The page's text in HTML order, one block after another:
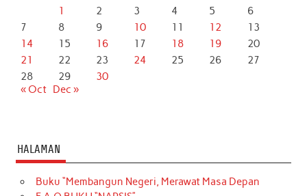
1 2 3 4 5
6
7
8 9 10 11 12
13
14
15 16 17 18 19
20
21
22 23 24 25 26
27
28
29
30
« Oct Dec »
HALAMAN
Buku “Membangun Negeri, Merawat Masa Depan